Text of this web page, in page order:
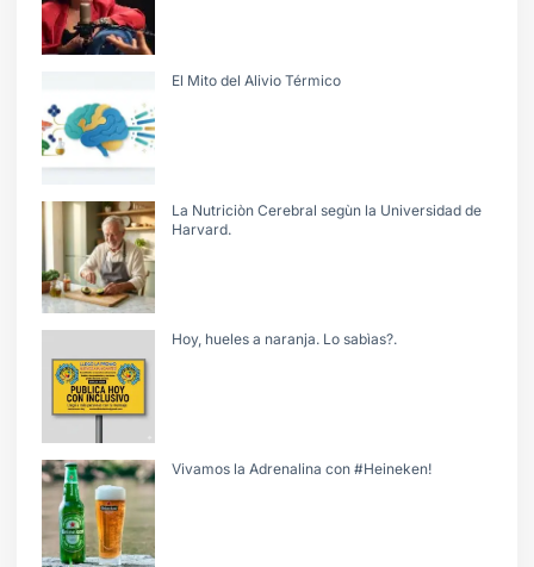
El Mito del Alivio Térmico
La Nutriciòn Cerebral segùn la Universidad de
Harvard.
Hoy, hueles a naranja. Lo sabìas?.
Vivamos la Adrenalina con #Heineken!